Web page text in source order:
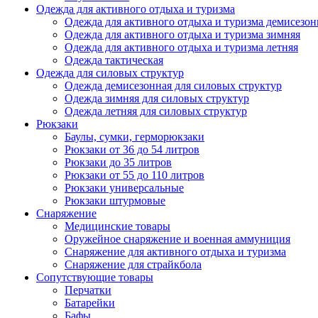
Одежда для активного отдыха и туризма
Одежда для активного отдыха и туризма
Одежда для активного отдыха и туризма зимняя
Одежда для активного отдыха и туризма летняя
Одежда тактическая
Одежда для силовых структур
Одежда демисезонная для силовых структур
Одежда зимняя для силовых структур
Одежда летняя для силовых структур
Рюкзаки
Баулы, сумки, герморюкзаки
Рюкзаки от 36 до 54 литров
Рюкзаки до 35 литров
Рюкзаки от 55 до 110 литров
Рюкзаки универсальные
Рюкзаки штурмовые
Снаряжение
Медицинские товары
Оружейное снаряжение и военная аммуниция
Снаряжение для активного отдыха и туризма
Снаряжение для страйкбола
Сопутствующие товары
Перчатки
Батарейки
Бафы